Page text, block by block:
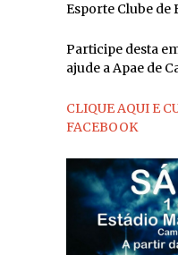
Esporte Clube de
Participe desta
ajude a Apae de
CLIQUE AQUI E
FACEBOOK